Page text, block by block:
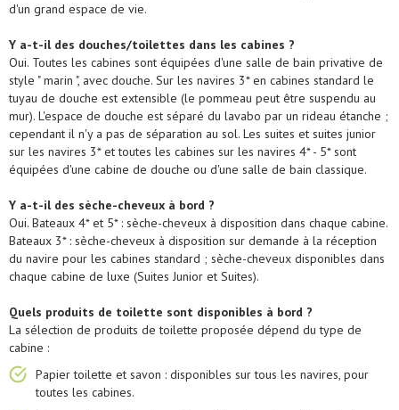
d'un grand espace de vie.
Y a-t-il des douches/toilettes dans les cabines ?
Oui. Toutes les cabines sont équipées d'une salle de bain privative de
style " marin ", avec douche. Sur les navires 3* en cabines standard le
tuyau de douche est extensible (le pommeau peut être suspendu au
mur). L'espace de douche est séparé du lavabo par un rideau étanche ;
cependant il n'y a pas de séparation au sol. Les suites et suites junior
sur les navires 3* et toutes les cabines sur les navires 4* - 5* sont
équipées d'une cabine de douche ou d'une salle de bain classique.
Y a-t-il des sèche-cheveux à bord ?
Oui. Bateaux 4* et 5* : sèche-cheveux à disposition dans chaque cabine.
Bateaux 3* : sèche-cheveux à disposition sur demande à la réception
du navire pour les cabines standard ; sèche-cheveux disponibles dans
chaque cabine de luxe (Suites Junior et Suites).
Quels produits de toilette sont disponibles à bord ?
La sélection de produits de toilette proposée dépend du type de
cabine :
Papier toilette et savon : disponibles sur tous les navires, pour
toutes les cabines.